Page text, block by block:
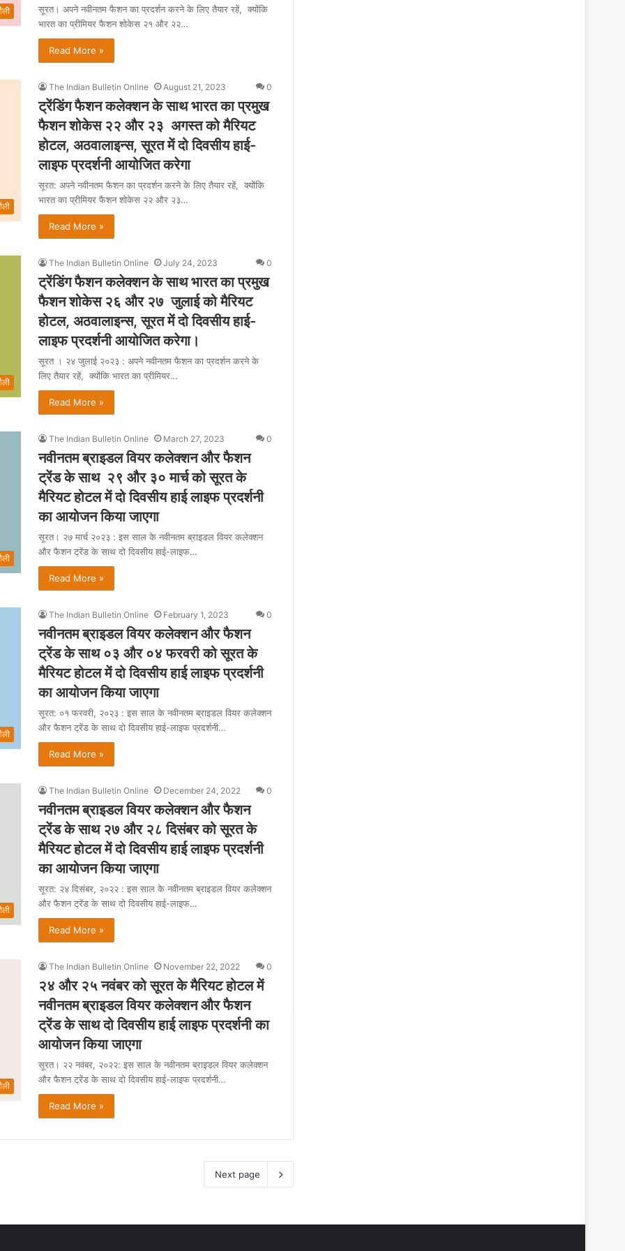
सूरत। अपने नवीनतम फैशन का प्रदर्शन करने के लिए तैयार रहें, क्योंकि
भारत का प्रीमियर फैशन शोकेस २१ और २२…
Read More »
The Indian Bulletin Online August 21, 2023 0
ट्रेंडिंग फैशन कलेक्शन के साथ भारत का प्रमुख
फैशन शोकेस २२ और २३ अगस्त को मैरियट
होटल, अठवालाइन्स, सूरत में दो दिवसीय हाई-
लाइफ प्रदर्शनी आयोजित करेगा
सूरत: अपने नवीनतम फैशन का प्रदर्शन करने के लिए तैयार रहें, क्योंकि
भारत का प्रीमियर फैशन शोकेस २२ और २३…
Read More »
The Indian Bulletin Online July 24, 2023 0
ट्रेंडिंग फैशन कलेक्शन के साथ भारत का प्रमुख
फैशन शोकेस २६ और २७ जुलाई को मैरियट
होटल, अठवालाइन्स, सूरत में दो दिवसीय हाई-
लाइफ प्रदर्शनी आयोजित करेगा।
सूरत । २४ जुलाई २०२३ : अपने नवीनतम फैशन का प्रदर्शन करने के
लिए तैयार रहें, क्योंकि भारत का प्रीमियर…
Read More »
The Indian Bulletin Online March 27, 2023 0
नवीनतम ब्राइडल वियर कलेक्शन और फैशन
ट्रेंड के साथ २९ और ३० मार्च को सूरत के
मैरियट होटल में दो दिवसीय हाई लाइफ प्रदर्शनी
का आयोजन किया जाएगा
सूरत। २७ मार्च २०२३ : इस साल के नवीनतम ब्राइडल वियर कलेक्शन
और फैशन ट्रेंड के साथ दो दिवसीय हाई-लाइफ…
Read More »
The Indian Bulletin Online February 1, 2023 0
नवीनतम ब्राइडल वियर कलेक्शन और फैशन
ट्रेंड के साथ ०३ और ०४ फरवरी को सूरत के
मैरियट होटल में दो दिवसीय हाई लाइफ प्रदर्शनी
का आयोजन किया जाएगा
सूरत: ०१ फरवरी, २०२३ : इस साल के नवीनतम ब्राइडल वियर कलेक्शन
और फैशन ट्रेंड के साथ दो दिवसीय हाई-लाइफ प्रदर्शनी…
Read More »
The Indian Bulletin Online December 24, 2022 0
नवीनतम ब्राइडल वियर कलेक्शन और फैशन
ट्रेंड के साथ २७ और २८ दिसंबर को सूरत के
मैरियट होटल में दो दिवसीय हाई लाइफ प्रदर्शनी
का आयोजन किया जाएगा
सूरत: २४ दिसंबर, २०२२ : इस साल के नवीनतम ब्राइडल वियर कलेक्शन
और फैशन ट्रेंड के साथ दो दिवसीय हाई-लाइफ…
Read More »
The Indian Bulletin Online November 22, 2022 0
२४ और २५ नवंबर को सूरत के मैरियट होटल में
नवीनतम ब्राइडल वियर कलेक्शन और फैशन
ट्रेंड के साथ दो दिवसीय हाई लाइफ प्रदर्शनी का
आयोजन किया जाएगा
सूरत। २२ नवंबर, २०२२: इस साल के नवीनतम ब्राइडल वियर कलेक्शन
और फैशन ट्रेंड के साथ दो दिवसीय हाई-लाइफ प्रदर्शनी…
Read More »
Next page